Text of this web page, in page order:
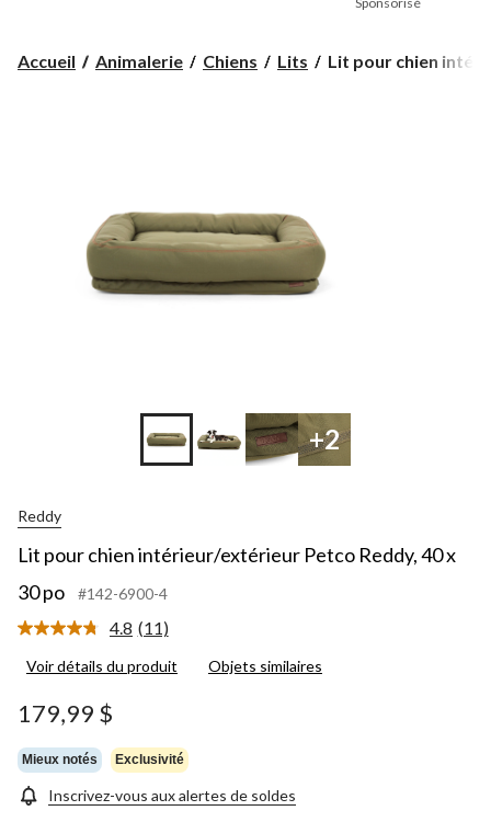
Accueil Animalerie Chiens Lits
Lit
Lit pour chien
+2
Reddy
Lit pour chien intérieur/extérieur Petco Reddy, 40 x
30 po
#142-6900-4
4.8 Lire
11
même
page.
(11)
Voir détails du produit Objets similaires
179,99 $
Mieux notés Exclusivité
Inscrivez-vous aux alertes de soldes